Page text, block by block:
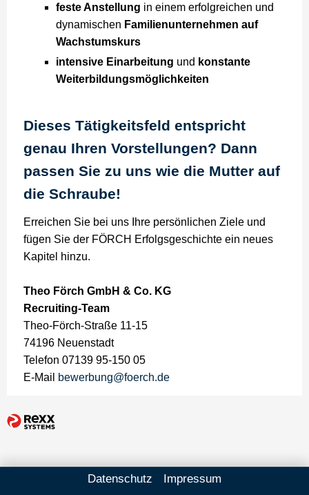
feste Anstellung in einem erfolgreichen und
dynamischen Familienunternehmen auf
Wachstumskurs
intensive Einarbeitung und konstante
Weiterbildungsmöglichkeiten
Dieses Tätigkeitsfeld entspricht
genau Ihren Vorstellungen? Dann
passen Sie zu uns wie die Mutter auf
die Schraube!
Erreichen Sie bei uns Ihre persönlichen Ziele und
fügen Sie der FÖRCH Erfolgsgeschichte ein neues
Kapitel hinzu.
Theo Förch GmbH & Co. KG
Recruiting-Team
Theo-Förch-Straße 11-15
74196 Neuenstadt
Telefon 07139 95-150 05
E-Mail
bewerbung@foerch.de
Datenschutz Impressum